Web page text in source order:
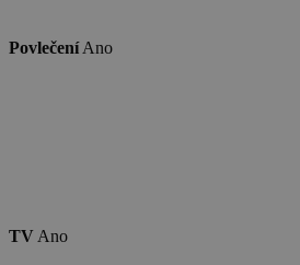
Povlečení Ano
TV Ano